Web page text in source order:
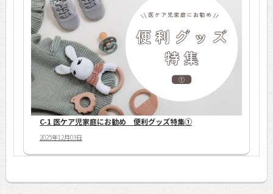
C-1 医ケア児家庭にお勧め 便利グッズ特集①
2025年12月03日